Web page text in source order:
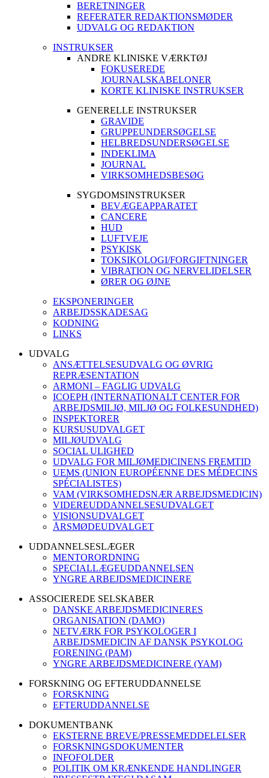
BERETNINGER
REFERATER REDAKTIONSMØDER
UDVALG OG REDAKTION
INSTRUKSER
ANDRE KLINISKE VÆRKTØJ
FOKUSEREDE
JOURNALSKABELONER
KORTE KLINISKE INSTRUKSER
GENERELLE INSTRUKSER
GRAVIDE
GRUPPEUNDERSØGELSE
HELBREDSUNDERSØGELSE
INDEKLIMA
JOURNAL
VIRKSOMHEDSBESØG
SYGDOMSINSTRUKSER
BEVÆGEAPPARATET
CANCERE
HUD
LUFTVEJE
PSYKISK
TOKSIKOLOGI/FORGIFTNINGER
VIBRATION OG NERVELIDELSER
ØRER OG ØJNE
EKSPONERINGER
ARBEJDSSKADESAG
KODNING
LINKS
UDVALG
ANSÆTTELSESUDVALG OG ØVRIG
REPRÆSENTATION
ARMONI – FAGLIG UDVALG
ICOEPH (INTERNATIONALT CENTER FOR
ARBEJDSMILJØ, MILJØ OG FOLKESUNDHED)
INSPEKTORER
KURSUSUDVALGET
MILJØUDVALG
SOCIAL ULIGHED
UDVALG FOR MILJØMEDICINENS FREMTID
UEMS (UNION EUROPÉENNE DES MÉDECINS
SPÉCIALISTES)
VAM (VIRKSOMHEDSNÆR ARBEJDSMEDICIN)
VIDEREUDDANNELSESUDVALGET
VISIONSUDVALGET
ÅRSMØDEUDVALGET
UDDANNELSESLÆGER
MENTORORDNING
SPECIALLÆGEUDDANNELSEN
YNGRE ARBEJDSMEDICINERE
ASSOCIEREDE SELSKABER
DANSKE ARBEJDSMEDICINERES
ORGANISATION (DAMO)
NETVÆRK FOR PSYKOLOGER I
ARBEJDSMEDICIN AF DANSK PSYKOLOG
FORENING (PAM)
YNGRE ARBEJDSMEDICINERE (YAM)
FORSKNING OG EFTERUDDANNELSE
FORSKNING
EFTERUDDANNELSE
DOKUMENTBANK
EKSTERNE BREVE/PRESSEMEDDELELSER
FORSKNINGSDOKUMENTER
INFOFOLDER
POLITIK OM KRÆNKENDE HANDLINGER